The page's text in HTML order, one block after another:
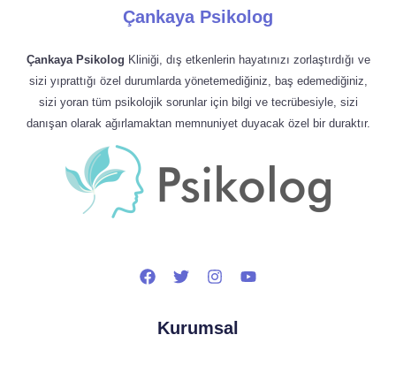
Çankaya Psikolog
Çankaya Psikolog Kliniği, dış etkenlerin hayatınızı zorlaştırdığı ve
sizi yıprattığı özel durumlarda yönetemediğiniz, baş edemediğiniz,
sizi yoran tüm psikolojik sorunlar için bilgi ve tecrübesiyle, sizi
danışan olarak ağırlamaktan memnuniyet duyacak özel bir duraktır.
Kurumsal